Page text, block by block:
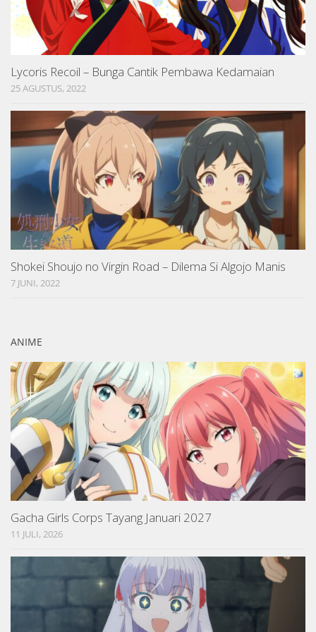
Lycoris Recoil – Bunga Cantik Pembawa Kedamaian
25 AGUSTUS, 2022
Shokei Shoujo no Virgin Road – Dilema Si Algojo Manis
7 JUNI, 2022
ANIME
Gacha Girls Corps Tayang Januari 2027
11 JULI, 2026